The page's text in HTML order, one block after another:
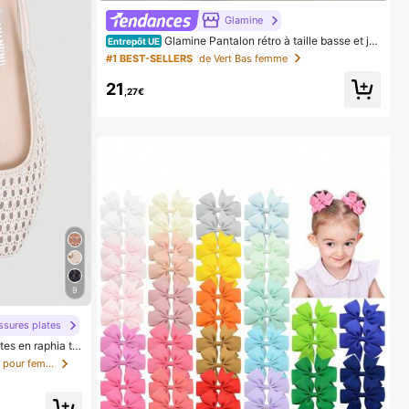
9
plates
en raphia tr
pour fe
vacances pri
de Uni Appartements pour femmes
Glamine
Entrepôt UE Glamine Pantalon rétro à taille basse et ja
mbes larges, pantalon long casual pour femmes avec
design drapé amincissant
#1 BEST-SELLERS de Vert Bas femme
21 ,27€